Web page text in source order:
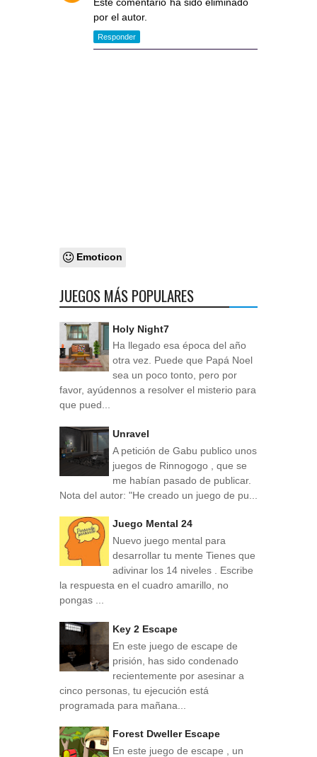
por el autor.
Responder
Emoticon
JUEGOS MÁS POPULARES
Holy Night7
Ha llegado esa época del año
otra vez. Puede que Papá Noel
sea un poco tonto, pero por
favor, ayúdennos a resolver el misterio para
que pued...
Unravel
A petición de Gabu publico unos
juegos de Rinnogogo , que se
me habían pasado de publicar.
Nota del autor: "He creado un juego de pu...
Juego Mental 24
Nuevo juego mental para
desarrollar tu mente Tienes que
adivinar los 14 niveles . Escribe
la respuesta en el cuadro amarillo, no
pongas ...
Key 2 Escape
En este juego de escape de
prisión, has sido condenado
recientemente por asesinar a
cinco personas, tu ejecución está
programada para mañana...
Forest Dweller Escape
En este juego de escape , un